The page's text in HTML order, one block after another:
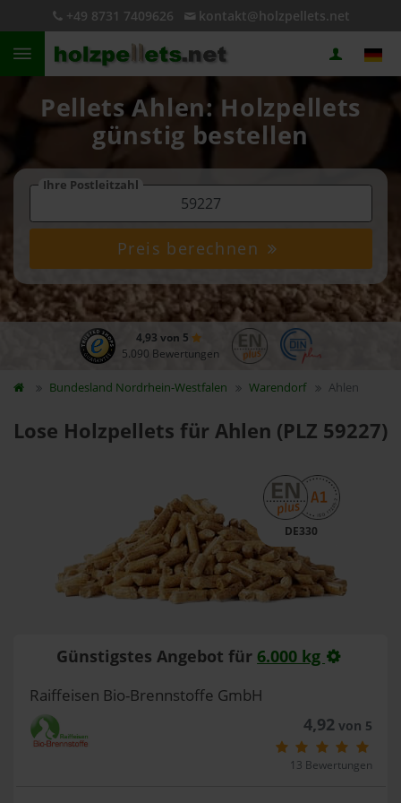
+49 8731 7409626 kontakt@holzpellets.net
Pellets Ahlen: Holzpellets
günstig bestellen
Ihre Postleitzahl
Preis berechnen
4,93 von 5
5.090 Bewertungen
Bundesland Nordrhein-Westfalen Warendorf Ahlen
Lose Holzpellets für Ahlen (PLZ 59227)
DE330
Günstigstes Angebot für 6.000 kg
Raiffeisen Bio-Brennstoffe GmbH
4,92von 5
13 Bewertungen